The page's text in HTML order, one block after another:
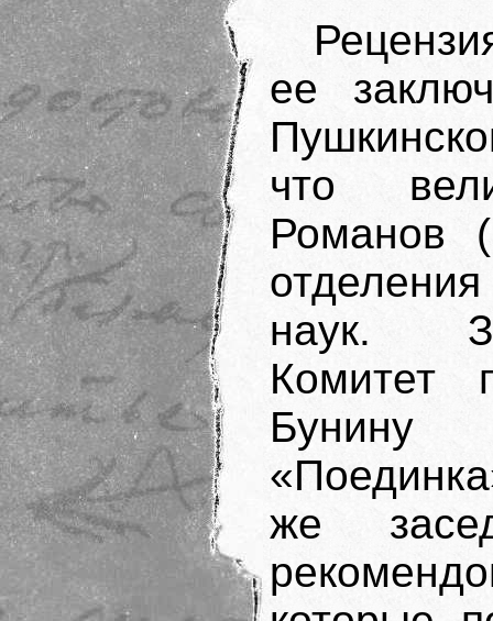
ее
что
Романов
наук.
Комитет
Бунину
же